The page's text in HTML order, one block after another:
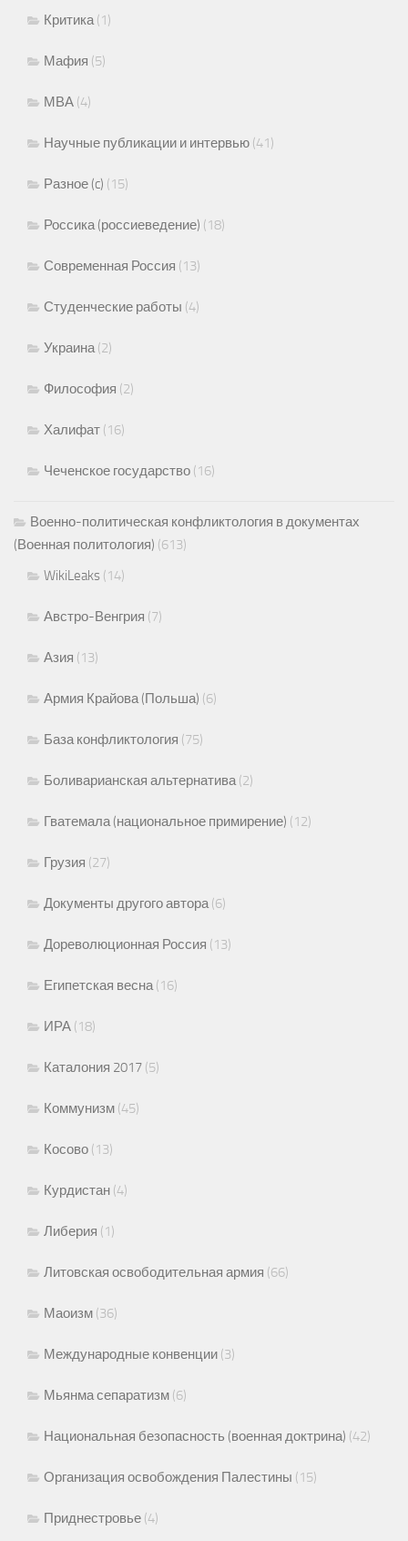
Критика(1)
Мафия (5)
МВА (4)
Научные публикации и интервью (41)
Разное (c) (15)
Россика (россиеведение) (18)
Современная Россия (13)
Студенческие работы (4)
Украина(2)
Философия (2)
Халифат (16)
Чеченское государство (16)
Военно-политическая конфликтология в документах
(Военная политология) (613)
WikiLeaks (14)
Австро-Венгрия (7)
Азия (13)
Армия Крайова (Польша) (6)
База конфликтология (75)
Боливарианская альтернатива(2)
Гватемала (национальное примирение) (12)
Грузия (27)
Документы другого автора(6)
Дореволюционная Россия (13)
Египетская весна(16)
ИРА (18)
Каталония 2017 (5)
Коммунизм (45)
Косово (13)
Курдистан (4)
Либерия (1)
Литовская освободительная армия (66)
Маоизм (36)
Международные конвенции (3)
Мьянма сепаратизм (6)
Национальная безопасность (военная доктрина) (42)
Организация освобождения Палестины (15)
Приднестровье (4)